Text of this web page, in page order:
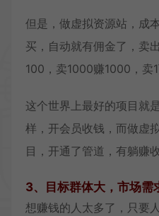
但是，做虚拟资源站，成
买，自动就有佣金了，卖
100，卖1000赚1000，卖
这个世界上最好的项目就
样，开会员收钱，而做虚
目，开通了管道，有躺赚收
3、目标群体大，市场需
想赚钱的人太多了，只要